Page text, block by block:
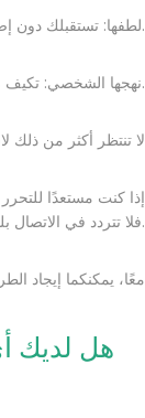
لطفها: تستقبلك دون إصدار أحكام، باحترام وتعاطف.
نهجها الشخصي: تكيف مرافقتها مع احتياجاتك الخاصة.
لا تنتظر أكثر من ذلك
إذا كنت مستعدًا
فلا تتردد في الاتصال بليلى.
معًا، يمكنكما إيجاد
هل لديك